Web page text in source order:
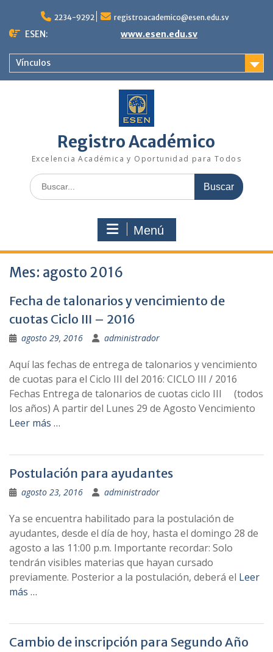
contenido
2234-9292 registroacademico@esen.edu.sv
ESEN: www.esen.edu.sv
Vínculos
Registro Académico
Excelencia Académica y Oportunidad para Todos
Buscar:
Menú
Mes: agosto 2016
Fecha de talonarios y vencimiento de
cuotas Ciclo III – 2016
agosto 29, 2016 administrador
Aquí las fechas de entrega de talonarios y vencimiento
de cuotas para el Ciclo III del 2016: CICLO III / 2016
Fechas Entrega de talonarios de cuotas ciclo III (todos
los años) A partir del Lunes 29 de Agosto Vencimiento
Leer más …
Postulación para ayudantes
agosto 23, 2016 administrador
Ya se encuentra habilitado para la postulación de
ayudantes, desde el día de hoy, hasta el domingo 28 de
agosto a las 11:00 p.m. Importante recordar: Solo
tendrán visibles materias que hayan cursado
previamente. Posterior a la postulación, deberá el Leer
más …
Cambio de inscripción para Segundo Año